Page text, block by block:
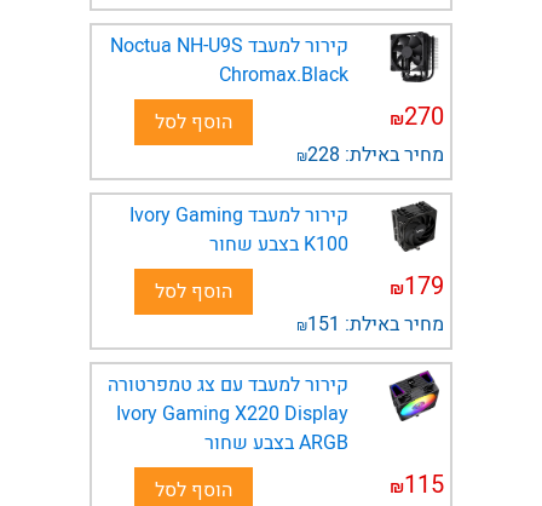
קירור למעבד Noctua NH-U9S
Chromax.Black
270
₪
מחיר באילת: 228
₪
הוסף לסל
קירור למעבד Ivory Gaming
K100 בצבע שחור
179
₪
מחיר באילת: 151
₪
הוסף לסל
קירור למעבד עם צג טמפרטורה
Ivory Gaming X220 Display
ARGB בצבע שחור
115
₪ הוסף לסל